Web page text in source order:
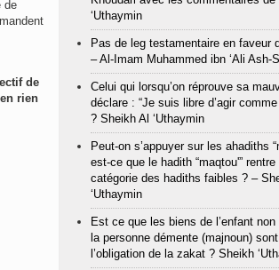
de
de
rien
‘Uthaymin
Pas de leg testamentaire en faveur
– Al-Imam Muhammed ibn ‘Ali Ash-
Celui qui lorsqu’on réprouve sa
déclare : “Je suis libre d’agir comme
? Sheikh Al ‘Uthaymin
Peut-on s’appuyer sur les ahadiths
est-ce que le hadith “maqtou'”
catégorie des hadiths faibles ? –
‘Uthaymin
Est ce que les biens de l’enfant
la personne démente (majnoun)
l’obligation de la zakat ? Sheikh